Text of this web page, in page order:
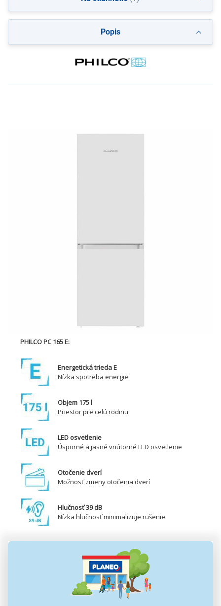
Popis
PHILCO PC 165 E:
Energetická trieda E
Nízka spotreba energie
Objem 175 l
Priestor pre celú rodinu
LED osvetlenie
Úsporné a jasné vnútorné LED osvetlenie
Otočenie dverí
Možnosť zmeny otočenia dverí
Hlučnosť 39 dB
Nízka hlučnosť minimalizuje rušenie
Kombinovaná chladnička s mrazničkou Philco je skvelým
riešením pre menšie domácnosti. Svojou